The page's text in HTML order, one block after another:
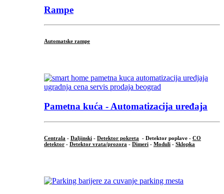
Rampe
Automatske rampe
Pametna kuća - Automatizacija uređaja
Centrala - Daljinski - Detektor pokreta - Detektor poplave - CO
detektor - Detektor vrata/prozora - Dimeri - Moduli - Sklopka